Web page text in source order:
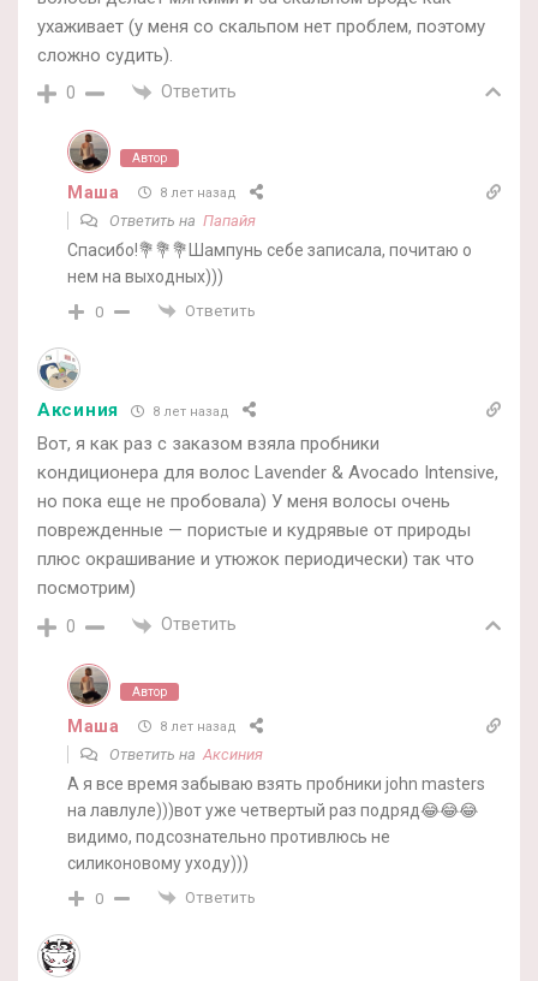
ухаживает (у меня со скальпом нет проблем, поэтому
сложно судить).
0 Ответить
Автор
Маша 8 лет назад
Ответить на Папайя
Спасибо!💐💐💐Шампунь себе записала, почитаю о
нем на выходных)))
0 Ответить
Аксиния 8 лет назад
Вот, я как раз с заказом взяла пробники
кондиционера для волос Lavender & Avocado Intensive,
но пока еще не пробовала) У меня волосы очень
поврежденные — пористые и кудрявые от природы
плюс окрашивание и утюжок периодически) так что
посмотрим)
0 Ответить
Автор
Маша 8 лет назад
Ответить на Аксиния
А я все время забываю взять пробники john masters
на лавлуле)))вот уже четвертый раз подряд😂😂😂
видимо, подсознательно противлюсь не
силиконовому уходу)))
0 Ответить